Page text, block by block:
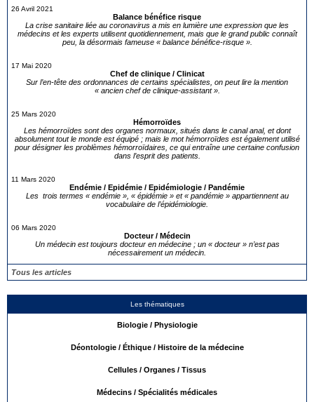
26 Avril 2021
Balance bénéfice risque
La crise sanitaire liée au coronavirus a mis en lumière une expression que les
médecins et les experts utilisent quotidiennement, mais que le grand public connaît
peu, la désormais fameuse « balance bénéfice-risque ».
17 Mai 2020
Chef de clinique / Clinicat
Sur l’en-tête des ordonnances de certains spécialistes, on peut lire la mention
« ancien chef de clinique-assistant ».
25 Mars 2020
Hémorroïdes
Les hémorroïdes sont des organes normaux, situés dans le canal anal, et dont
absolument tout le monde est équipé ; mais le mot hémorroïdes est également utilisé
pour désigner les problèmes hémorroïdaires, ce qui entraîne une certaine confusion
dans l’esprit des patients.
11 Mars 2020
Endémie / Epidémie / Epidémiologie / Pandémie
Les trois termes « endémie », « épidémie » et « pandémie » appartiennent au
vocabulaire de l’épidémiologie.
06 Mars 2020
Docteur / Médecin
Un médecin est toujours docteur en médecine ; un « docteur » n’est pas
nécessairement un médecin.
Tous les articles
Les thématiques
Biologie / Physiologie
Déontologie / Éthique / Histoire de la médecine
Cellules / Organes / Tissus
Médecins / Spécialités médicales